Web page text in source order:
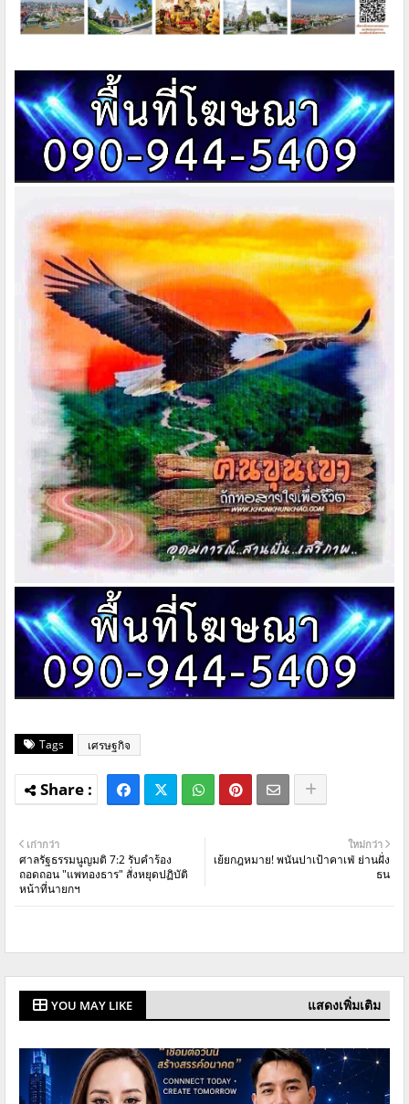
Tags เศรษฐกิจ
ใหม่กว่า
เย้ยกฎหมาย! พนันปาเป้าคาเฟ่ ย่านฝั่ง
ธน
เก่ากว่า
ศาลรัฐธรรมนูญมติ 7:2 รับคำร้อง
ถอดถอน "แพทองธาร" สั่งหยุดปฏิบัติ
หน้าที่นายกฯ
YOU MAY LIKE แสดงเพิ่มเติม